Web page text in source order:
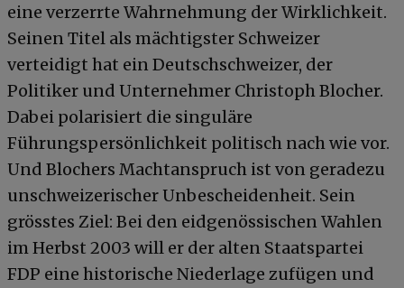
eine verzerrte Wahrnehmung der Wirklichkeit.
Seinen Titel als mächtigster Schweizer
verteidigt hat ein Deutschschweizer, der
Politiker und Unternehmer Christoph Blocher.
Dabei polarisiert die singuläre
Führungspersönlichkeit politisch nach wie vor.
Und Blochers Machtanspruch ist von geradezu
unschweizerischer Unbescheidenheit. Sein
grösstes Ziel: Bei den eidgenössischen Wahlen
im Herbst 2003 will er der alten Staatspartei
FDP eine historische Niederlage zufügen und